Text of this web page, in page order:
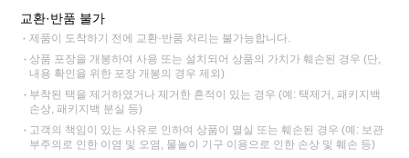
교환·반품 불가
제품이 도착하기 전에 교환·반품 처리는 불가능합니다.
상품 포장을 개봉하여 사용 또는 설치되어 상품의 가치가 훼손된 경우 (단,
내용 확인을 위한 포장 개봉의 경우 제외)
부착된 택을 제거하였거나 제거한 흔적이 있는 경우 (예: 택제거, 패키지백
손상, 패키지백 분실 등)
고객의 책임이 있는 사유로 인하여 상품이 멸실 또는 훼손된 경우 (예: 보관
부주의로 인한 이염 및 오염, 물놀이 기구 이용으로 인한 손상 및 훼손 등)